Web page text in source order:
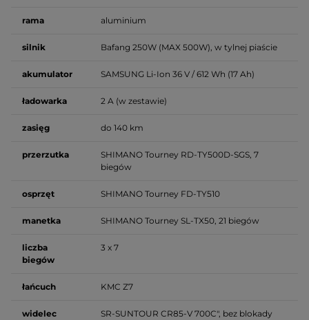
rama aluminium
silnik Bafang 250W (MAX 500W), w tylnej piaście
akumulator SAMSUNG Li-Ion 36 V / 612 Wh (17 Ah)
ładowarka 2 A (w zestawie)
zasięg do 140 km
przerzutka
SHIMANO Tourney RD-TY500D-SGS, 7
biegów
osprzęt SHIMANO Tourney FD-TY510
manetka SHIMANO Tourney SL-TX50, 21 biegów
liczba
biegów
3 x 7
łańcuch KMC Z7
widelec SR-SUNTOUR CR85-V 700C", bez blokady